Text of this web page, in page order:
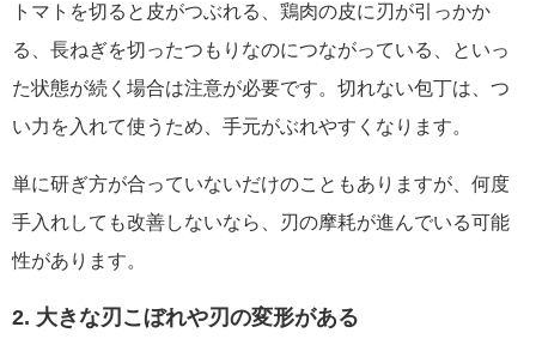
トマトを切ると皮がつぶれる、鶏肉の皮に刃が引っかか
る、長ねぎを切ったつもりなのにつながっている、といっ
た状態が続く場合は注意が必要です。切れない包丁は、つ
い力を入れて使うため、手元がぶれやすくなります。
単に研ぎ方が合っていないだけのこともありますが、何度
手入れしても改善しないなら、刃の摩耗が進んでいる可能
性があります。
2. 大きな刃こぼれや刃の変形がある